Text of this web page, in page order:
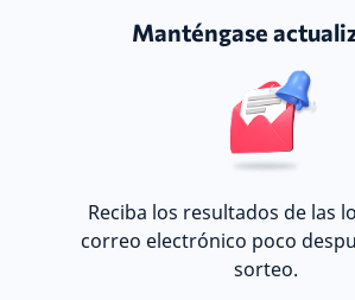
Manténgase
Reciba los resultados de las
correo electrónico poco
sorteo.